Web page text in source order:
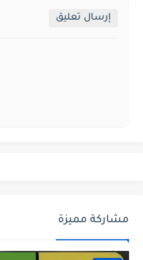
إرسال تعليق
مشاركة مميزة